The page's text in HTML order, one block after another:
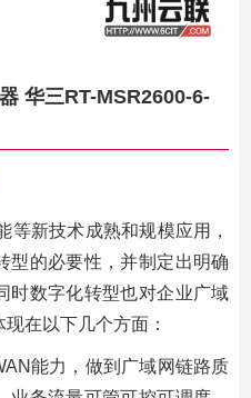
华三RT-MSR2600-6-
等新技术成熟和规模应用，
型的必要性，并制定出明确
时数字化转型也对企业广域
在以下几个方面：
能力，做到广域网链路质